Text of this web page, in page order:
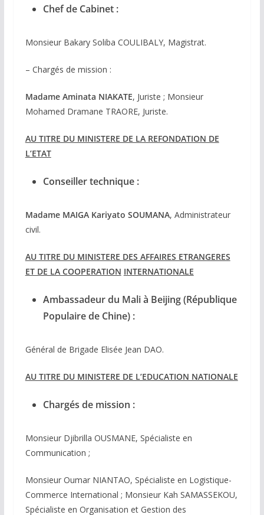
Chef de Cabinet :
Monsieur Bakary Soliba COULIBALY, Magistrat.
– Chargés de mission :
Madame Aminata NIAKATE, Juriste ; Monsieur
Mohamed Dramane TRAORE, Juriste.
AU TITRE DU MINISTERE DE LA REFONDATION DE
L’ETAT
Conseiller technique :
Madame MAIGA Kariyato SOUMANA, Administrateur
civil.
AU TITRE DU MINISTERE DES AFFAIRES ETRANGERES
ET DE LA COOPERATION INTERNATIONALE
Ambassadeur du Mali à Beijing (République
Populaire de Chine) :
Général de Brigade Elisée Jean DAO.
AU TITRE DU MINISTERE DE L’EDUCATION NATIONALE
Chargés de mission :
Monsieur Djibrilla OUSMANE, Spécialiste en
Communication ;
Monsieur Oumar NIANTAO, Spécialiste en Logistique-
Commerce International ; Monsieur Kah SAMASSEKOU,
Spécialiste en Organisation et Gestion des